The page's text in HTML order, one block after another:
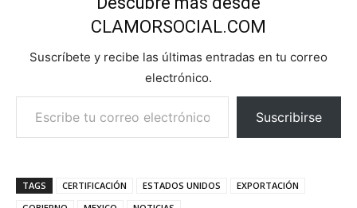
CLAMORSOCIAL.COM
Suscríbete y recibe las últimas entradas en tu correo
electrónico.
Escribe tu correo electrónico…
Suscribirse
TAGS CERTIFICACIÓN ESTADOS UNIDOS
EXPORTACIÓN